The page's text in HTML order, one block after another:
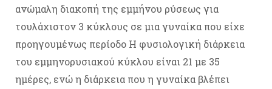
ανώμαλη διακοπή της εμμήνου ρύσεως για
τουλάχιστον 3 κύκλους σε μια γυναίκα που είχε
προηγουμένως περίοδο Η φυσιολογική διάρκεια
του εμμηνορυσιακού κύκλου είναι 21 με 35
ημέρες, ενώ η διάρκεια που η γυναίκα βλέπει